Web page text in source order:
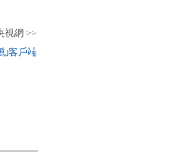
視網 >>
客戶端